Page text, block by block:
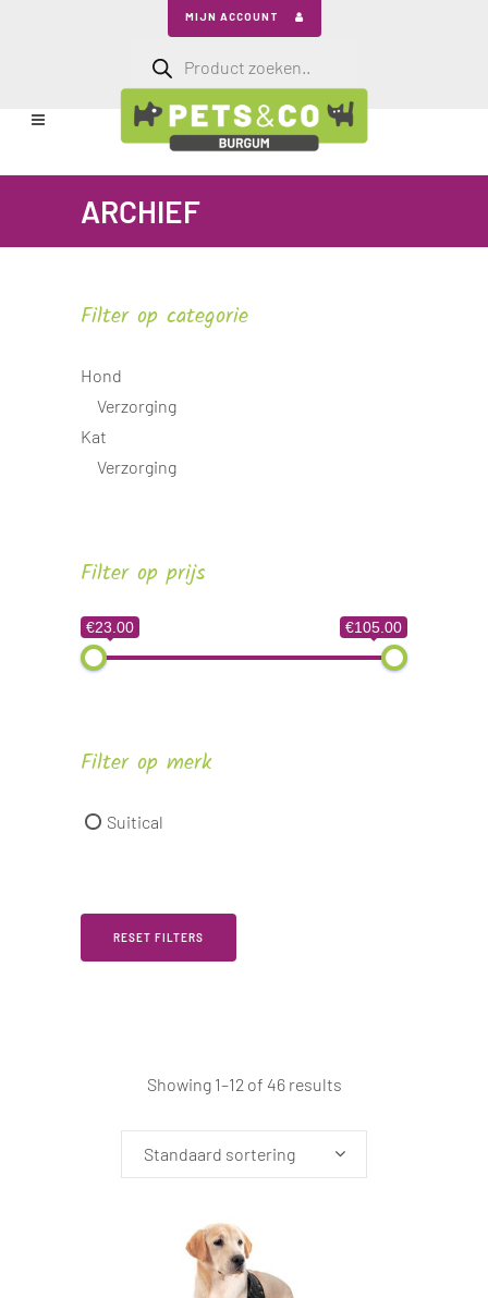
zoeken
MIJN ACCOUNT
ARCHIEF
Filter op categorie
Hond
Verzorging
Kat
Verzorging
Filter op prijs
€23.00 €105.00
Filter op merk
Suitical
RESET FILTERS
Showing 1–12 of 46 results
Standaard sortering